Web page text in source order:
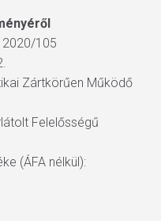
2020/105
Zártkörűen Működő
Felelősségű
(ÁFA nélkül):